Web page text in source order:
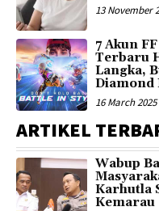
13 November
7 Akun
Terbaru
Langka,
Diamond
16 March 2025
ARTIKEL
Wabup
Karhutla
Kemarau